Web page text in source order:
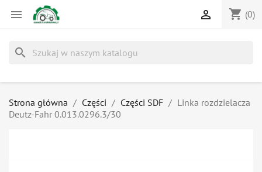
 shopping_cart (0)

search
Strona główna Części Części SDF
Linka rozdzielacza
Deutz-Fahr 0.013.0296.3/30